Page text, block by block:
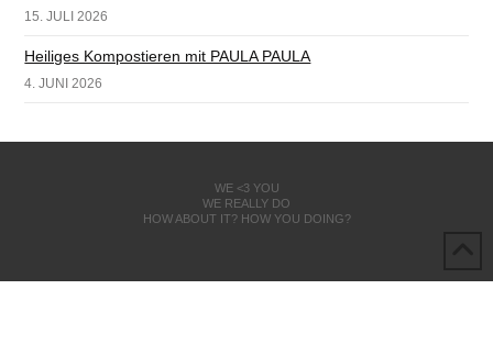
15. JULI 2026
Heiliges Kompostieren mit PAULA PAULA
4. JUNI 2026
WE <3 YOU
WE REALLY DO
HOW ABOUT IT? HOW YOU DOING?